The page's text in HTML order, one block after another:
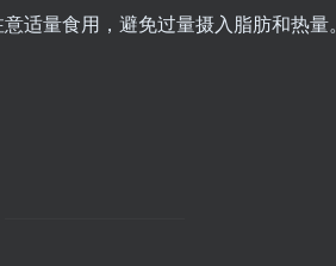
适量食用，避免过量摄入脂肪和热量。